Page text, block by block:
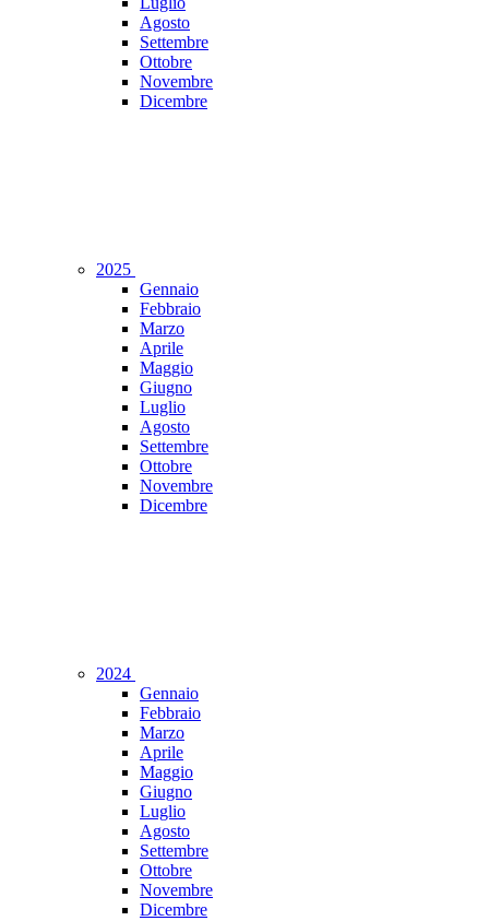
Agosto
Settembre
Ottobre
Novembre
Dicembre
2025
Gennaio
Febbraio
Marzo
Aprile
Maggio
Giugno
Luglio
Agosto
Settembre
Ottobre
Novembre
Dicembre
2024
Gennaio
Febbraio
Marzo
Aprile
Maggio
Giugno
Luglio
Agosto
Settembre
Ottobre
Novembre
Dicembre